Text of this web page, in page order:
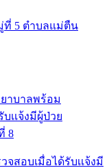
ที่ 5 ตำบลแม่ตืน
สอบเมื่อได้รับเเจ้งมี